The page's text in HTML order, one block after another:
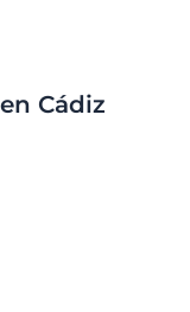
Cádiz